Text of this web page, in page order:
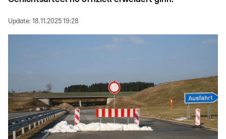
Update: 18.11.2025 19:28